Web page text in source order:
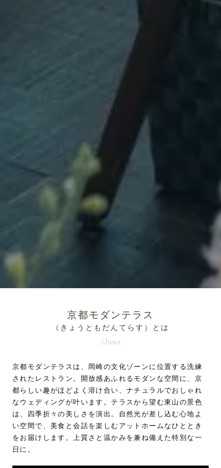
京都モダンテラス
（きょうともだんてらす）とは
About
京都モダンテラスは、岡崎の文化ゾーンに位置する洗練
されたレストラン。開放感あふれるモダンな空間に、京
都らしい趣がほどよく溶け合い、ナチュラルでおしゃれ
なウェディングが叶います。テラスから望む東山の景色
は、四季折々の美しさを演出。自然光が差し込む心地よ
い空間で、美食と会話を楽しむアットホームなひととき
をお届けします。上質さと温かみを兼ね備えた特別な一
日に。